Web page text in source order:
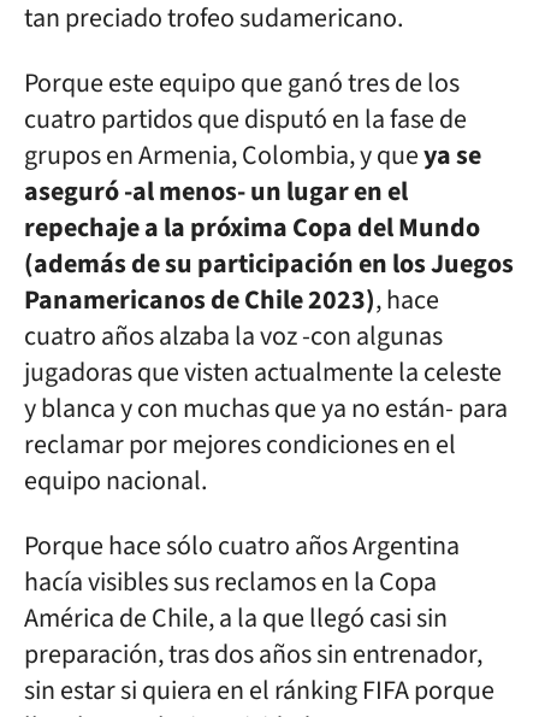
tan preciado trofeo sudamericano.
Porque este equipo que ganó tres de los
cuatro partidos que disputó en la fase de
grupos en Armenia, Colombia, y queya se
aseguró -al menos- un lugar en el
repechaje a la próxima Copa del Mundo
(además de su participación en los Juegos
Panamericanos de Chile 2023), hace
cuatro años alzaba la voz -con algunas
jugadoras que visten actualmente la celeste
y blanca y con muchas que ya no están- para
reclamar por mejores condiciones en el
equipo nacional.
Porque hace sólo cuatro años Argentina
hacía visibles sus reclamos en la Copa
América de Chile, a la que llegó casi sin
preparación, tras dos años sin entrenador,
sin estar si quiera en el ránking FIFAporque